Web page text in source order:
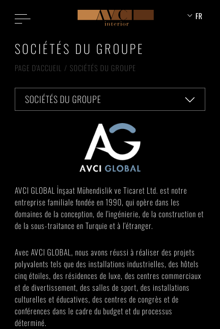
FR
SOCIÉTÉS DU GROUPE
PAGE D'ACCUEIL SOCIÉTÉS DU GROUPE
SOCIÉTÉS DU GROUPE
AVCI GLOBAL İnşaat Mühendislik ve Ticaret Ltd. est notre
entreprise familiale fondée en 1990, qui opère dans les
domaines de la conception, de l'ingénierie, de la construction et
de la sous-traitance en Turquie et à l'étranger.
Avec AVCI GLOBAL, nous avons réussi à réaliser des projets
polyvalents tels que des installations industrielles, des hôtels
cinq étoiles, des résidences de luxe, des centres commerciaux
et de divertissement, des salles de sport, des installations
culturelles et éducatives, des centres de congrès et de
conférences dans le cadre du budget et du processus
déterminé.